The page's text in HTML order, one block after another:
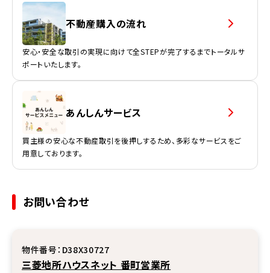
不動産購入の流れ
安心・安全な取引の実現に向けて全STEPが完了するまでトータルサ
ポートいたします。
あんしんサービス
買主様の安心な不動産取引を後押しするため、多彩なサービスをご
用意しております。
お問い合わせ
三菱地所ハウスネット 番町営業所
物件番号：D38X30727